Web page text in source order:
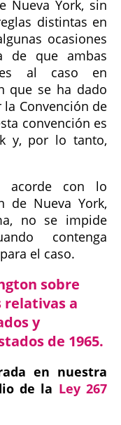
Nueva York, sin
distintas en
ocasiones
de que ambas
al caso en
que se ha dado
Convención de
convención es
y, por lo tanto,
acorde con lo
de Nueva York,
no se impide
contenga
el caso.
sobre
relativas a
y
de 1965.
en nuestra
de la Ley 267